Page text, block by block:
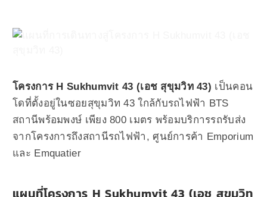
โครงการ H Sukhumvit 43 (เอช สุขุมวิท 43) เป็นคอน
โดที่ตั้งอยู่ในซอยสุขุมวิท 43 ใกล้กับรถไฟฟ้า BTS
สถานีพร้อมพงษ์ เพียง 800 เมตร พร้อมบริการรถรับส่ง
จากโครงการถึงสถานีรถไฟฟ้า, ศูนย์การค้า Emporium
และ Emquatier
แผนที่โครงการ H Sukhumvit 43 (เอช สุขุมวิท